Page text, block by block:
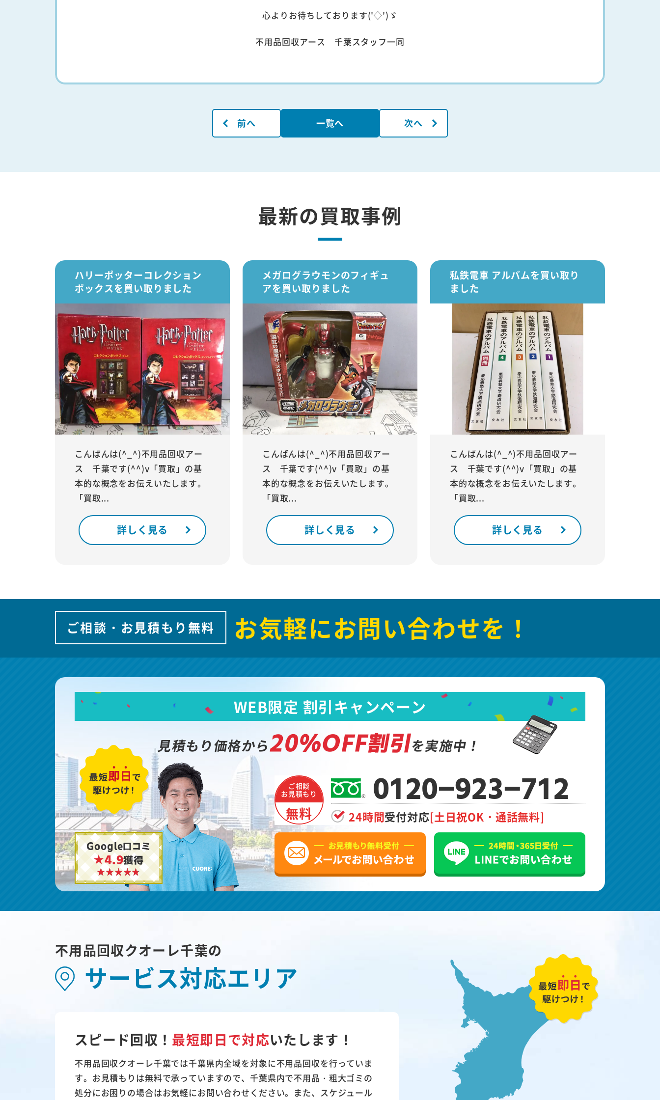
心よりお待ちしております('◇')ゞ
不用品回収アース 千葉スタッフ一同
前へ 一覧へ 次へ
最新の買取事例
ハリーポッターコレクション
ボックスを買い取りました
こんばんは(^_^)不用品回収アー
ス 千葉です(^^)v「買取」の基
本的な概念をお伝えいたします。
「買取...
詳しく見る
メガログラウモンのフィギュ
アを買い取りました
こんばんは(^_^)不用品回収アー
ス 千葉です(^^)v「買取」の基
本的な概念をお伝えいたします。
「買取...
詳しく見る
私鉄電車 アルバムを買い取り
ました
こんばんは(^_^)不用品回収アー
ス 千葉です(^^)v「買取」の基
本的な概念をお伝えいたします。
「買取...
詳しく見る
ご相談・お見積もり無料 お気軽にお問い合わせを！
Google口コミ
★4.9獲得
WEB限定 割引キャンペーン
見積もり価格から20%OFF割引を実施中！
ご相談
お見積もり
無料
0120-923-712
24時間受付対応[土日祝OK・通話無料]
不用品回収クオーレ千葉の
サービス対応エリア
スピード回収！ 最短即日で対応いたします！
不用品回収クオーレ千葉では千葉県内全域を対象に不用品回収を行っていま
す。お見積もりは無料で承っていますので、千葉県内で不用品・粗大ゴミの
処分にお困りの場合はお気軽にお問い合わせください。また、スケジュール